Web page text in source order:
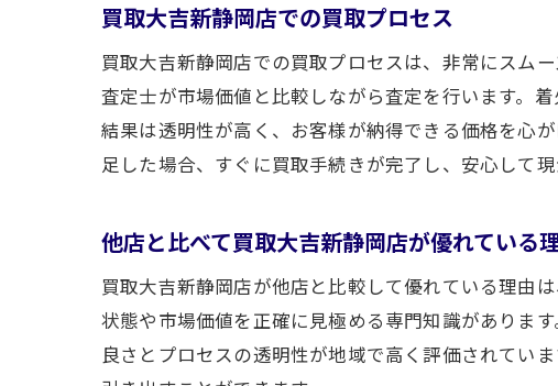
選ばれ
買取大
他店と
便利な
プロの目で
プロの
査定の
高価買
買取大吉新静岡店での買取プロセス
買取大吉新静岡店での買取プロセスは、非常にスム
査定士が市場価値と比較しながら査定を行います。
結果は透明性が高く、お客様が納得できる価格を心
足した場合、すぐに買取手続きが完了し、安心して現
他店と比べて買取大吉新静岡店が優れている
買取大吉新静岡店が他店と比較して優れている理由
状態や市場価値を正確に見極める専門知識がありま
良さとプロセスの透明性が地域で高く評価されてい